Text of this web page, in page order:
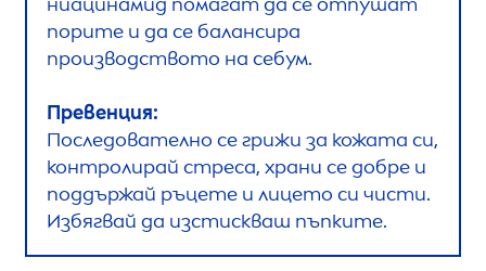
порите и да се балансира
производството на себум.
Превенция:
Последователно се грижи за кожата си,
контролирай стреса, храни се добре и
поддържай ръцете и лицето си чисти.
Избягвай да изстискваш пъпките.